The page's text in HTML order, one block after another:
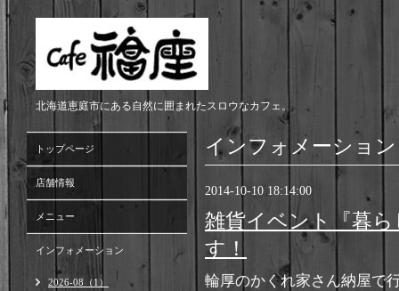
北海道恵庭市にある自然に囲まれたスロウなカフェ。
インフォメーション
2014-10-10 18:14:00
雑貨イベント『暮
す！
輪厚のかくれ家さん納屋で
トップページ
店舗情報
メニュー
インフォメーション
2026-08（1）